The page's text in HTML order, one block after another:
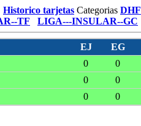
Historico tarjetas Categorias DHF
TF LIGA---INSULAR--GC
EJ EG
0 0
0 0
0 0